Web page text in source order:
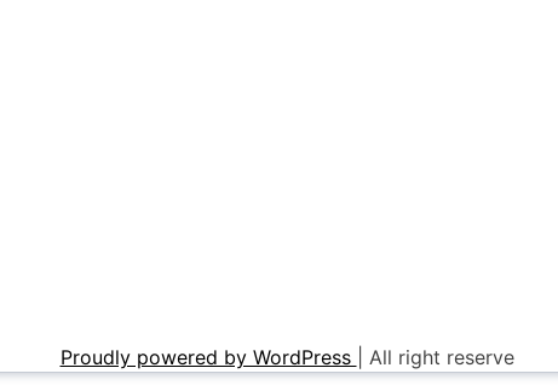
Proudly powered by WordPress All right reserve